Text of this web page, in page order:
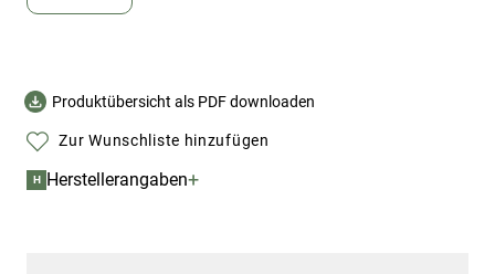
Produktübersicht als PDF downloaden
Zur Wunschliste hinzufügen
H Herstellerangaben+